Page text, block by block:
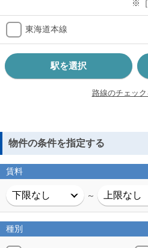
※［
東海道本線
駅を選択
路線のチェッ
物件の条件を指定する
賃料
～
種別